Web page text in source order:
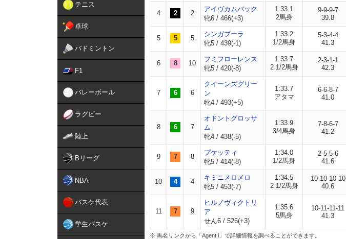
テニス
卓球
バドミントン
F1
バレーボール
ラグビー
陸上
Bリーグ
NBA
バスケ代表
学生バスケ
4 2 2
アイヴカムバック
牝6 / 466(+3)
1:33.1
2馬身
9-9-9-7
39.8
5 5 5
シンガプーラ
牝5 / 439(-1)
1:33.2
1/2馬身
5-3-4-4
41.3
6 8 10
フミフローレンス
牝5 / 420(-8)
1:33.7
2 1/2馬身
2-3-1-1
42.3
7 6 6
クイーンズグリー
ン
牝4 / 493(+5)
1:33.7
アタマ
6-6-8-7
41.0
8 6 7
オドントグロッサ
ム
牝4 / 438(-5)
1:33.9
3/4馬身
7-8-6-7
41.2
9 7 8
プケッティ
牝5 / 414(-8)
1:34.0
1/2馬身
2-5-5-6
41.6
10 4 4
キミニメロメロ
牝5 / 453(-7)
1:34.5
2 1/2馬身
10-10-10-10
40.6
11 7 9
ヒルノヴィクトリ
ア
せん6 / 526(+3)
1:35.6
5馬身
10-11-11-11
41.3
※ 馬名リンクから「Agent i」で詳細情報を調べることができます。